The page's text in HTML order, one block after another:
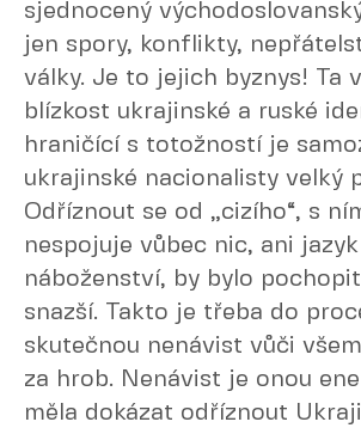
sjednocený
jen spory, konflikty,
války. Je to jejich byznys! Ta
blízkost ukrajinské a ruské
hraničící s totožností je
ukrajinské nacionalisty velký
Odříznout se od „cizího“, s
nespojuje vůbec nic, ani jazyk
náboženství, by bylo
snazší. Takto je třeba do
skutečnou nenávist vůči
za hrob. Nenávist je onou
měla dokázat odříznout